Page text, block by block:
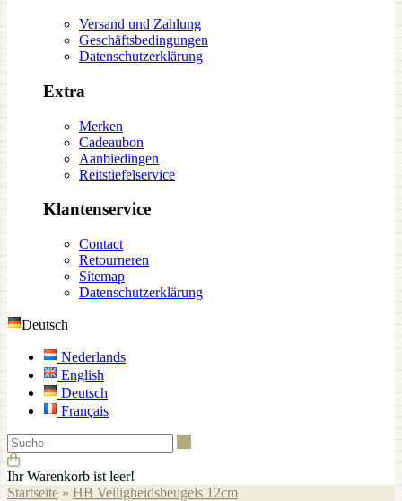
Versand und Zahlung
Geschäftsbedingungen
Datenschutzerklärung
Extra
Merken
Cadeaubon
Aanbiedingen
Reitstiefelservice
Klantenservice
Contact
Retourneren
Sitemap
Datenschutzerklärung
Deutsch
Nederlands
English
Deutsch
Français
Ihr Warenkorb ist leer!
Startseite » HB Veiligheidsbeugels 12cm